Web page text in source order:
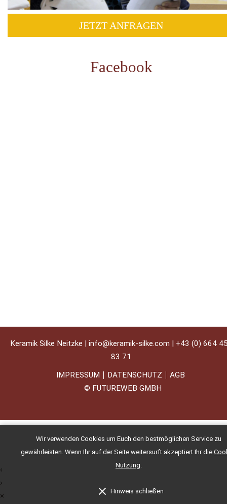
JETZT ANFRAGEN
Facebook
Keramik Silke Neitzke | info@keramik-silke.com | +43 (0) 664
83 71
IMPRESSUM
DATENSCHUTZ
AGB
© FUTUREWEB GMBH
Wir verwenden Cookies um Euch den bestmöglichen Service zu
gewährleisten. Wenn Ihr auf der Seite weitersurft akzeptiert Ihr die
Nutzung.
Hinweis schließen
‹
›
×